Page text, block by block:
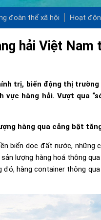
đoàn thể xã hội Hoạt
hải Việt
trị, biến động thị
hàng hải. Vượt qua
hàng qua cảng bật
biển dọc đất nước, những
sản lượng hàng hoá thông
đó, hàng container thông